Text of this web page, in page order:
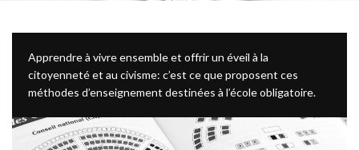
Apprendre à vivre ensemble et offrir un éveil à la
citoyenneté et au civisme: c’est ce que proposent ces
méthodes d’enseignement destinées à l’école obligatoire.